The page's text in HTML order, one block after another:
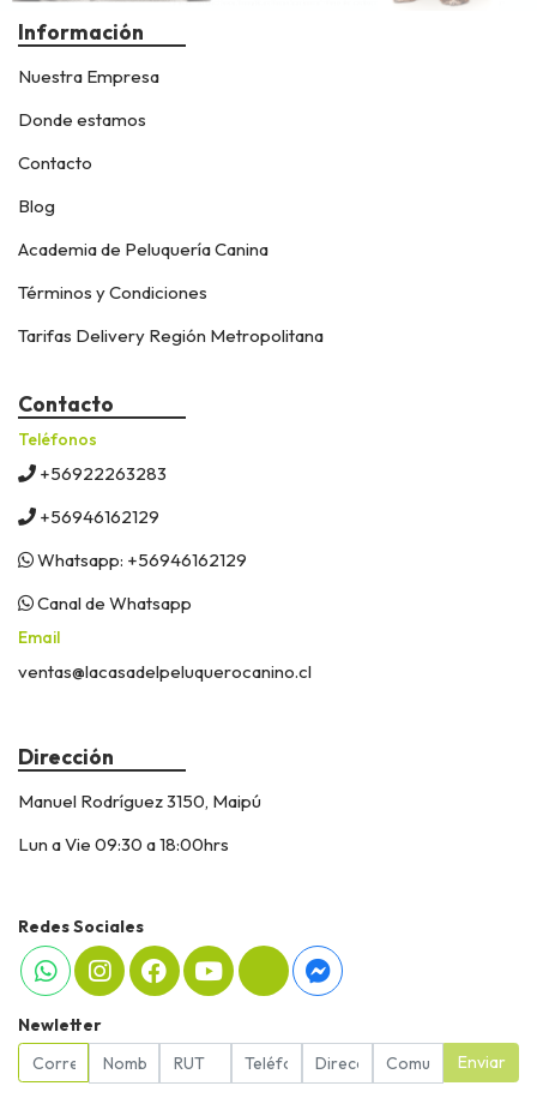
Información
Nuestra Empresa
Donde estamos
Contacto
Blog
Academia de Peluquería Canina
Términos y Condiciones
Tarifas Delivery Región Metropolitana
Contacto
Teléfonos
+56922263283
+56946162129
Whatsapp: +56946162129
Canal de Whatsapp
Email
ventas@lacasadelpeluquerocanino.cl
Dirección
Manuel Rodríguez 3150, Maipú
Lun a Vie 09:30 a 18:00hrs
Redes Sociales
Newletter
Enviar